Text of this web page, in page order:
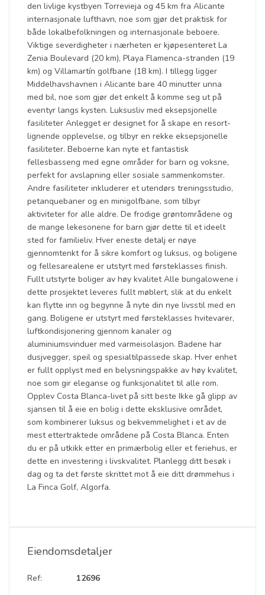
den livlige kystbyen Torrevieja og 45 km fra Alicante
internasjonale lufthavn, noe som gjør det praktisk for
både lokalbefolkningen og internasjonale beboere.
Viktige severdigheter i nærheten er kjøpesenteret La
Zenia Boulevard (20 km), Playa Flamenca-stranden (19
km) og Villamartín golfbane (18 km). I tillegg ligger
Middelhavshavnen i Alicante bare 40 minutter unna
med bil, noe som gjør det enkelt å komme seg ut på
eventyr langs kysten. Luksusliv med eksepsjonelle
fasiliteter Anlegget er designet for å skape en resort-
lignende opplevelse, og tilbyr en rekke eksepsjonelle
fasiliteter. Beboerne kan nyte et fantastisk
fellesbasseng med egne områder for barn og voksne,
perfekt for avslapning eller sosiale sammenkomster.
Andre fasiliteter inkluderer et utendørs treningsstudio,
petanquebaner og en minigolfbane, som tilbyr
aktiviteter for alle aldre. De frodige grøntområdene og
de mange lekesonene for barn gjør dette til et ideelt
sted for familieliv. Hver eneste detalj er nøye
gjennomtenkt for å sikre komfort og luksus, og boligene
og fellesarealene er utstyrt med førsteklasses finish.
Fullt utstyrte boliger av høy kvalitet Alle bungalowene i
dette prosjektet leveres fullt møblert, slik at du enkelt
kan flytte inn og begynne å nyte din nye livsstil med en
gang. Boligene er utstyrt med førsteklasses hvitevarer,
luftkondisjonering gjennom kanaler og
aluminiumsvinduer med varmeisolasjon. Badene har
dusjvegger, speil og spesialtilpassede skap. Hver enhet
er fullt opplyst med en belysningspakke av høy kvalitet,
noe som gir eleganse og funksjonalitet til alle rom.
Opplev Costa Blanca-livet på sitt beste Ikke gå glipp av
sjansen til å eie en bolig i dette eksklusive området,
som kombinerer luksus og bekvemmelighet i et av de
mest ettertraktede områdene på Costa Blanca. Enten
du er på utkikk etter en primærbolig eller et feriehus, er
dette en investering i livskvalitet. Planlegg ditt besøk i
dag og ta det første skrittet mot å eie ditt drømmehus i
La Finca Golf, Algorfa.
Eiendomsdetaljer
Ref: 12696